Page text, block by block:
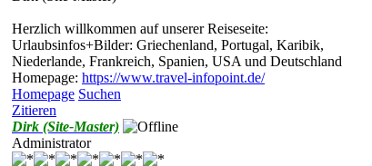
Herzlich willkommen auf unserer Reiseseite:
Urlaubsinfos+Bilder: Griechenland, Portugal, Karibik,
Niederlande, Frankreich, Spanien, USA und Deutschland
Homepage: https://www.travel-infopoint.de/
Homepage Suchen
Zitieren
Dirk (Site-Master)
Administrator